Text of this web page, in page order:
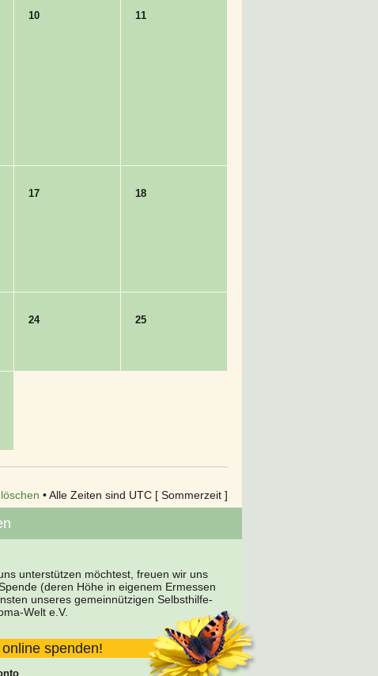
10 11
17 18
24 25
• Alle Zeiten sind UTC [ Sommerzeit ]
unterstützen möchtest, freuen wir uns
(deren Höhe in eigenem Ermessen
unseres gemeinnützigen Selbsthilfe-
Welt e.V.
spenden!